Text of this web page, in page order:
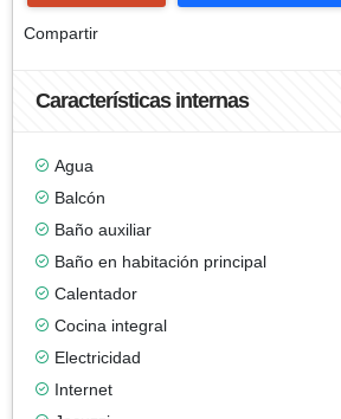
Compartir
Características internas
Agua
Balcón
Baño auxiliar
Baño en habitación principal
Calentador
Cocina integral
Electricidad
Internet